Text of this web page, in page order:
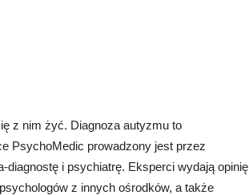
z nim żyć. Diagnoza autyzmu to
PsychoMedic prowadzony jest przez
i psychiatrę. Eksperci wydają opinię
z innych ośrodków, a także